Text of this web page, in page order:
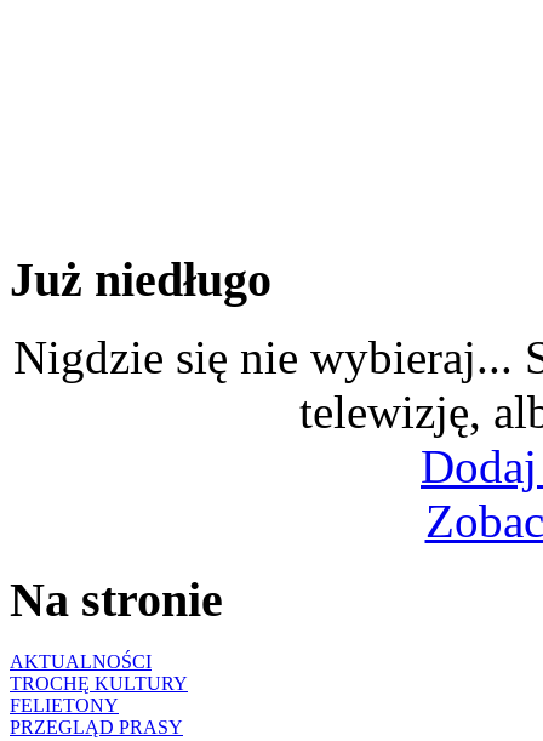
Już niedługo
Nigdzie się nie wybieraj...
telewizję,
Na stronie
AKTUALNOŚCI
TROCHĘ KULTURY
FELIETONY
PRZEGLĄD PRASY